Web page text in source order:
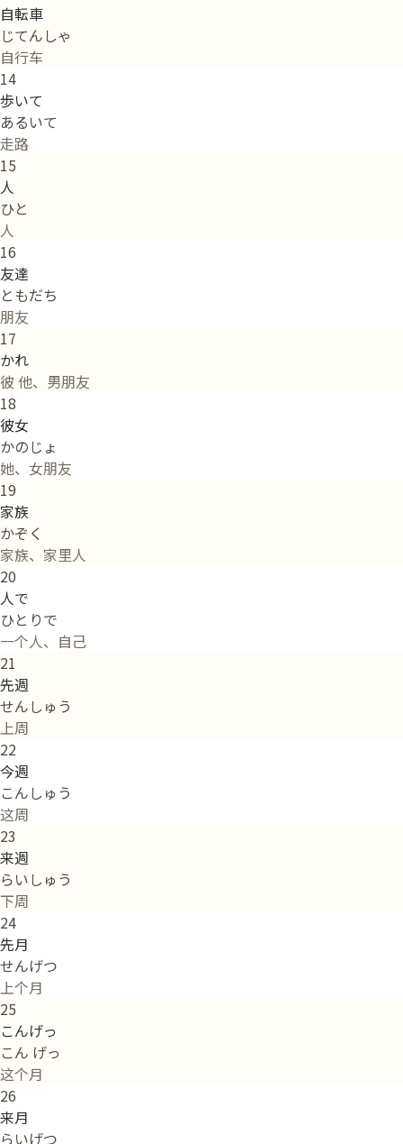
自転車
じてんしゃ
自行车
14
歩いて
あるいて
走路
15
人
ひと
人
16
友達
ともだち
朋友
17
かれ
彼 他、男朋友
18
彼女
かのじょ
她、女朋友
19
家族
かぞく
家族、家里人
20
人で
ひとりで
一个人、自己
21
先週
せんしゅう
上周
22
今週
こんしゅう
这周
23
来週
らいしゅう
下周
24
先月
せんげつ
上个月
25
こんげっ
こん げっ
这个月
26
来月
らいげつ